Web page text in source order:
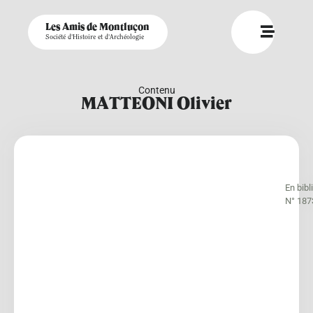
Les Amis de Montluçon
Société d'Histoire et d'Archéologie
Contenu
MATTEONI Olivier
En
N°